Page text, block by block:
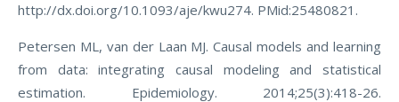
http://dx.doi.org/10.1093/aje/kwu274. PMid:25480821.
Petersen ML, van der Laan MJ. Causal models and learning
from data: integrating causal modeling and statistical
estimation. Epidemiology. 2014;25(3):418-26.